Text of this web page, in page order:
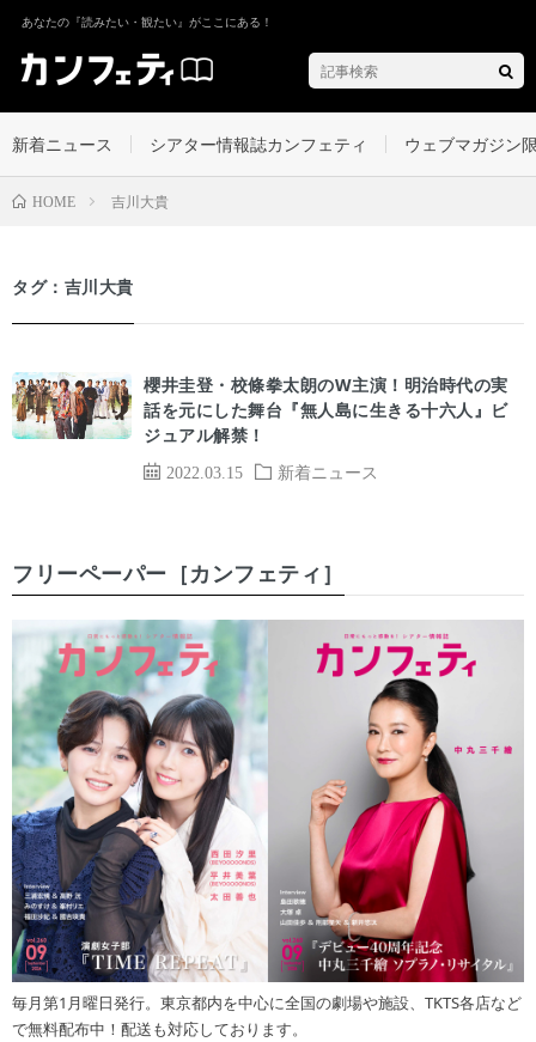
あなたの『読みたい・観たい』がここにある！
新着ニュース シアター情報誌カンフェティ ウェブマガジン
HOME 吉川大貴
タグ：吉川大貴
2022.03.15 新着ニュース
櫻井圭登・校條拳太朗のW主演！明治時代の実
話を元にした舞台『無人島に生きる十六人』ビ
ジュアル解禁！
フリーペーパー［カンフェティ］
毎月第1月曜日発行。東京都内を中心に全国の劇場や施設、TKTS各店など
で無料配布中！配送も対応しております。